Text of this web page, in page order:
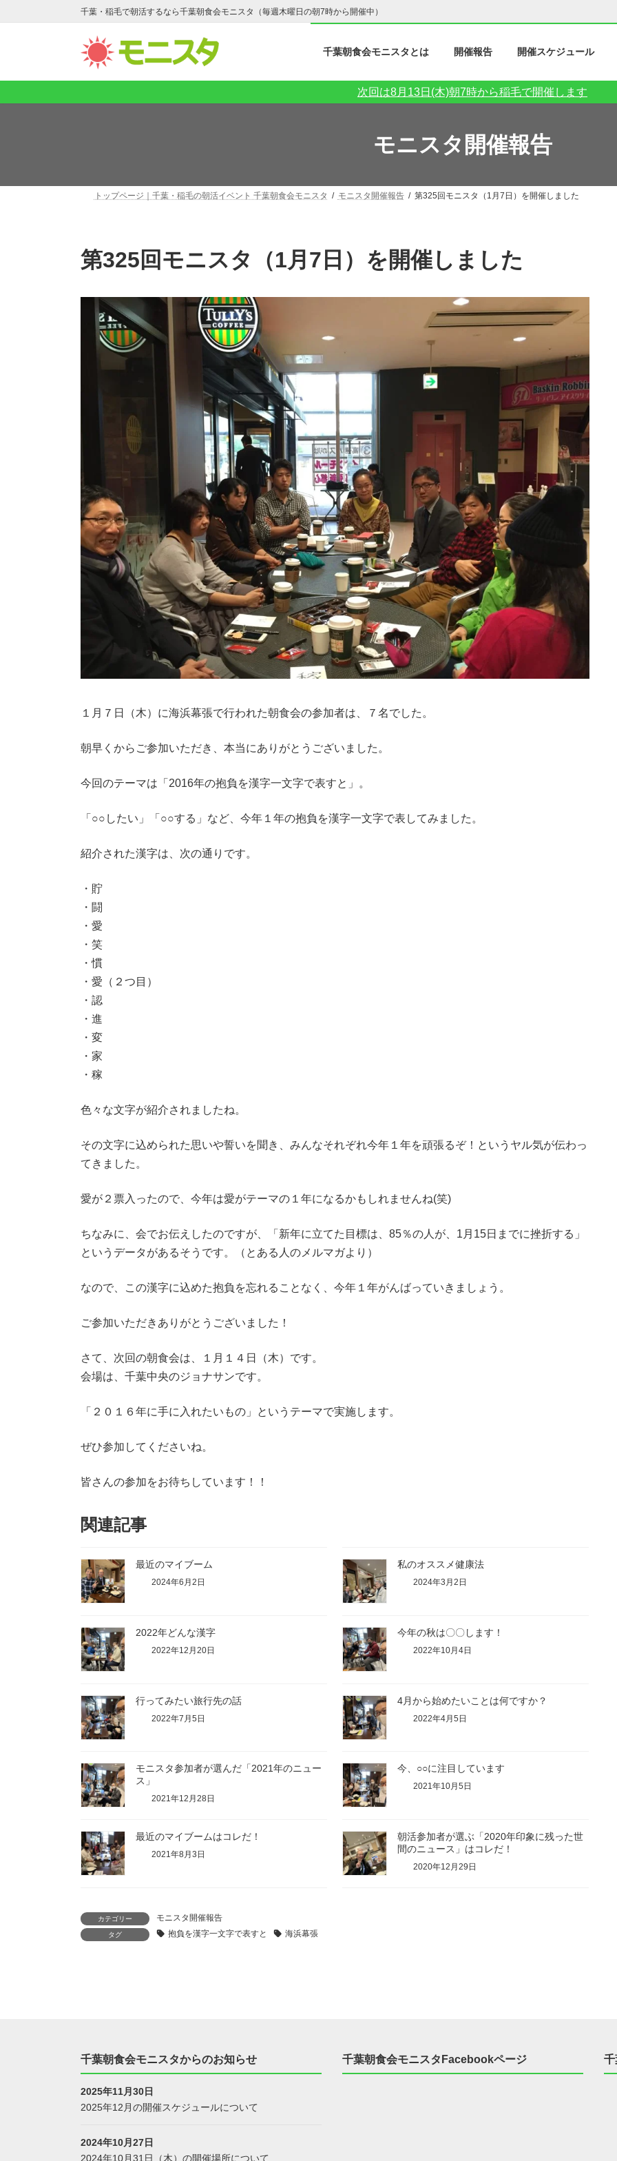
ン
へ
キ
ビ
ョ
に
千葉・稲毛で朝活するなら千葉朝食会モニスタ（毎週木曜日の朝7時から開催中）
千葉朝食会モニスタとは 開催報告 開催スケジュール
次回は8月13日(木)朝7時から稲毛で開催します
モニスタ開催報告
トップページ｜千葉・稲毛の朝活イベント 千葉朝食会モニスタ モニスタ開催報告 第325回モニスタ（1月7日）を開催しました
第325回モニスタ（1月7日）を開催しました
１月７日（木）に海浜幕張で行われた朝食会の参加者は、７名でした。
朝早くからご参加いただき、本当にありがとうございました。
今回のテーマは「2016年の抱負を漢字一文字で表すと」。
「○○したい」「○○する」など、今年１年の抱負を漢字一文字で表してみました。
紹介された漢字は、次の通りです。
・貯
・闘
・愛
・笑
・慣
・愛（２つ目）
・認
・進
・変
・家
・稼
色々な文字が紹介されましたね。
その文字に込められた思いや誓いを聞き、みんなそれぞれ今年１年を頑張るぞ！というヤル気が伝わっ
てきました。
愛が２票入ったので、今年は愛がテーマの１年になるかもしれませんね(笑)
ちなみに、会でお伝えしたのですが、「新年に立てた目標は、85％の人が、1月15日までに挫折する」
というデータがあるそうです。（とある人のメルマガより）
なので、この漢字に込めた抱負を忘れることなく、今年１年がんばっていきましょう。
ご参加いただきありがとうございました！
さて、次回の朝食会は、１月１４日（木）です。
会場は、千葉中央のジョナサンです。
「２０１６年に手に入れたいもの」というテーマで実施します。
ぜひ参加してくださいね。
皆さんの参加をお待ちしています！！
関連記事
最近のマイブーム
2024年6月2日
私のオススメ健康法
2024年3月2日
2022年どんな漢字
2022年12月20日
今年の秋は〇〇します！
2022年10月4日
行ってみたい旅行先の話
2022年7月5日
4月から始めたいことは何ですか？
2022年4月5日
モニスタ参加者が選んだ「2021年のニュー
ス」
2021年12月28日
今、○○に注目しています
2021年10月5日
最近のマイブームはコレだ！
2021年8月3日
朝活参加者が選ぶ「2020年印象に残った世
間のニュース」はコレだ！
2020年12月29日
カテゴリー モニスタ開催報告
タグ 抱負を漢字一文字で表すと 海浜幕張
千葉朝食会モニスタからのお知らせ
2025年11月30日
2025年12月の開催スケジュールについて
2024年10月27日
2024年10月31日（木）の開催場所について
千葉朝食会モニスタFacebookページ 千